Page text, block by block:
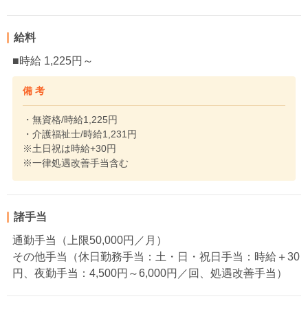
給料
■時給 1,225円～
備 考
・無資格/時給1,225円
・介護福祉士/時給1,231円
※土日祝は時給+30円
※一律処遇改善手当含む
諸手当
通勤手当（上限50,000円／月）
その他手当（休日勤務手当：土・日・祝日手当：時給＋30
円、夜勤手当：4,500円～6,000円／回、処遇改善手当）